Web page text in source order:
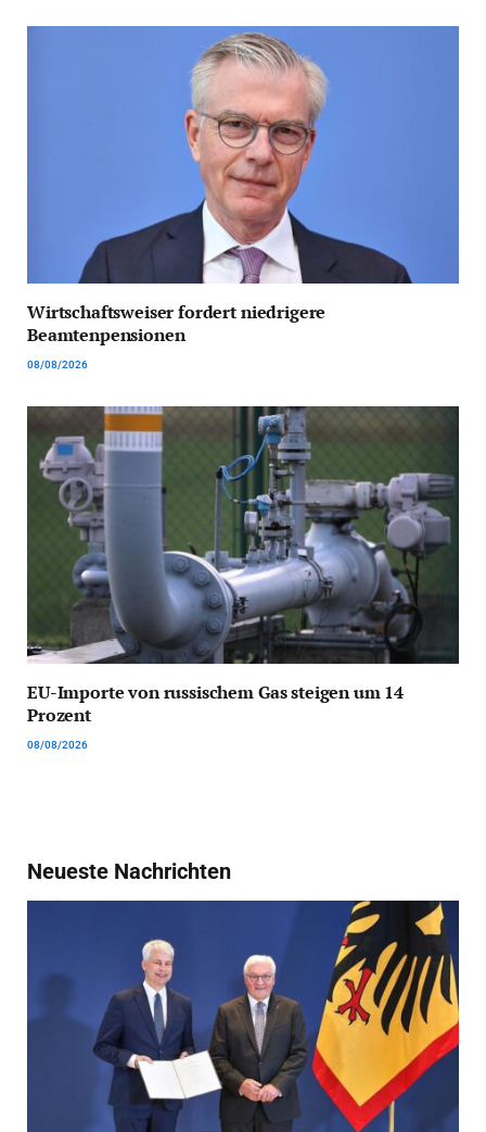
Wirtschaftsweiser fordert niedrigere
Beamtenpensionen
08/08/2026
EU-Importe von russischem Gas steigen um 14
Prozent
08/08/2026
Neueste Nachrichten